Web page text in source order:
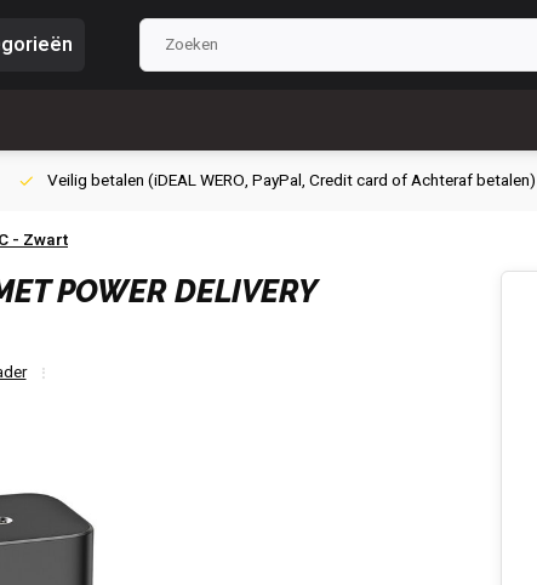
Veilig betalen (iDEAL WERO, PayPal, Credit card of Achteraf betalen)
- Zwart
POWER DELIVERY